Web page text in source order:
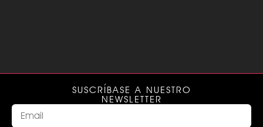
SUSCRÍBASE A NUESTRO
NEWSLETTER